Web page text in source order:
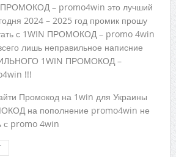
– promo4win это лучший
2024 – 2025 год промик прошу
с 1WIN ПРОМОКОД – promo 4win
лишь неправильное написние
1WIN ПРОМОКОД –
!!!
Промокод на 1win для Украины
на пополнение promo4win не
с promo 4win